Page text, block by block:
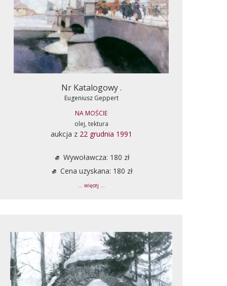
Nr Katalogowy .
Eugeniusz Geppert
NA MOŚCIE
olej, tektura
aukcja z 22 grudnia 1991
Wywoławcza: 180 zł
Cena uzyskana: 180 zł
... więcej ...